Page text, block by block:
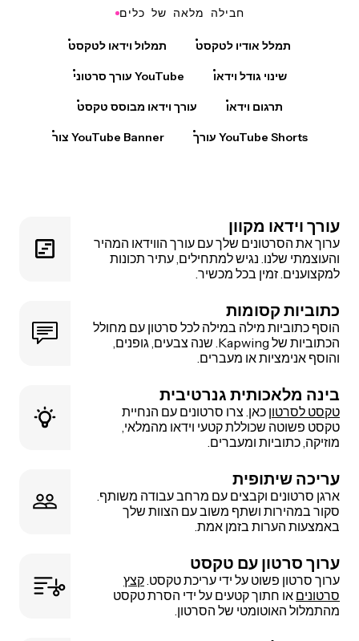
חבילה מלאה של כלים
תמלול וידאו לטקסט תמלל אודיו לטקסט
עורך סרטוני YouTube שינוי גודל וידאו
עורך וידאו מבוסס טקסט תרגום וידאו
צור YouTube Banner עורך YouTube Shorts
עורך וידאו מקוון
ערוך את הסרטונים שלך עם עורך הווידאו המהיר
והעוצמתי שלנו. נגיש למתחילים, עתיר תכונות
למקצוענים. זמין בכל מכשיר.
כתוביות קסומות
הוסף כתוביות מילה במילה לכל סרטון עם מחולל
הכתוביות של Kapwing. שנה צבעים, גופנים,
והוסף אנימציות או מעברים.
בינה מלאכותית גנרטיבית
טקסט לסרטון כאן. צרו סרטונים עם הנחיית
טקסט פשוטה שכוללת קטעי וידאו מהמלאי,
מוזיקה, כתוביות ומעברים.
עריכה שיתופית
ארגן סרטונים וקבצים עם מרחב עבודה משותף.
סקור במהירות ושתף משוב עם הצוות שלך
באמצעות הערות בזמן אמת.
ערוך סרטון עם טקסט
ערוך סרטון פשוט על ידי עריכת טקסט. קצץ
סרטונים או חתוך קטעים על ידי הסרת טקסט
מהתמלול האוטומטי של הסרטון.